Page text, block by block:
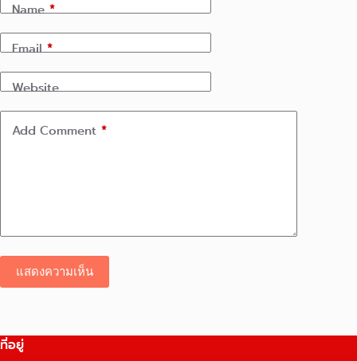
Name*
Email*
Website
Add Comment *
แสดงความเห็น
ที่อยู่